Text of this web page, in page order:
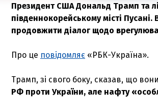
Президент США Дональд Трамп та
південнокорейському місті
продовжити діалог щодо
Про це повідомляє «РБК-Україна».
Трамп, зі свого боку, сказав, що вони
РФ проти України, але нафту